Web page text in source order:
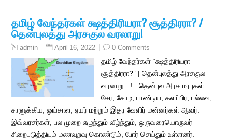
தமிழ் வேந்தர்கள் க்ஷத்திரியரா? சூத்திரரா? /
தென்புலத்து அரசகுல வரலாறு!
admin April 16, 2022 0 Comments
தமிழ் வேந்தர்கள் “க்ஷத்திரியரா
சூத்திரரா?” | தென்புலத்து அரசகுல
வரலாறு…! தென்புல அரச மரபுகள்
சேர, சோழ, பாண்டிய, களப்பிர, பல்லவ,
சாளுக்கிய, ஒய்சாள, ஏயர் மற்றும் இதர வேளிர் மன்னர்கள் ஆவர்.
இவ்வரசர்கள், பல முறை எழுந்தும் வீழ்ந்தும், ஒருவரையொருவர்
சிறைபடுத்தியும் மணவுறவு கொண்டும், போர் செய்தும் உள்ளனர்.